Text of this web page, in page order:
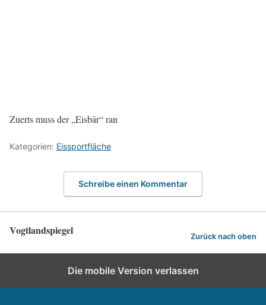
Zuerts muss der „Eisbär“ ran
Kategorien: Eissportfläche
Schreibe einen Kommentar
Vogtlandspiegel Zurück nach oben
Die mobile Version verlassen